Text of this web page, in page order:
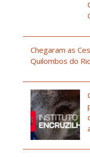
Chegaram as
Quilombos do